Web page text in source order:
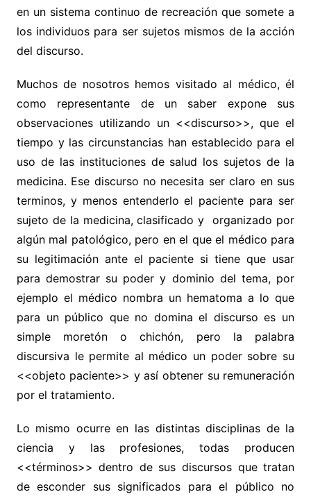
en un sistema continuo de recreación que somete a
los individuos para ser sujetos mismos de la acción
del discurso.
Muchos de nosotros hemos visitado al médico, él
como representante de un saber expone sus
observaciones utilizando un <<discurso>>, que el
tiempo y las circunstancias han establecido para el
uso de las instituciones de salud los sujetos de la
medicina. Ese discurso no necesita ser claro en sus
terminos, y menos entenderlo el paciente para ser
sujeto de la medicina, clasificado y organizado por
algún mal patológico, pero en el que el médico para
su legitimación ante el paciente si tiene que usar
para demostrar su poder y dominio del tema, por
ejemplo el médico nombra un hematoma a lo que
para un público que no domina el discurso es un
simple moretón o chichón, pero la palabra
discursiva le permite al médico un poder sobre su
<<objeto paciente>> y así obtener su remuneración
por el tratamiento.
Lo mismo ocurre en las distintas disciplinas de la
ciencia y las profesiones, todas producen
<<términos>> dentro de sus discursos que tratan
de esconder sus significados para el público no